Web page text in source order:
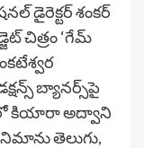
డైరెక్టర్ శంకర్
చిత్రం ‘గేమ్
బ్యానర్స్‌పై
కియారా అద్వాని
తెలుగు,